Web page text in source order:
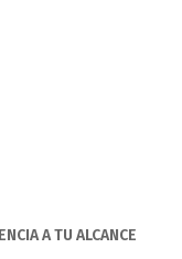
A TU ALCANCE